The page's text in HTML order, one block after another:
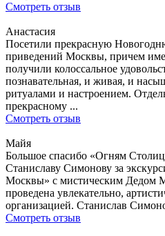
Смотреть отзыв
Анастасия
Посетили прекрасную
приведений Москвы, причем
получили колоссальное
познавательная, и живая, и
ритуалами и настроением.
прекрасному ...
Смотреть отзыв
Майя
Большое спасибо «Огням
Станиславу Симонову за
Москвы» с мистическим Дедом
проведена увлекательно,
организацией. Станислав
Смотреть отзыв